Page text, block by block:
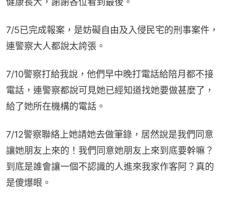
7/5已完成報案，是妨礙自由及入侵民宅的刑事案件，
連警察大人都說太誇張。
7/10警察打給我說，他們早中晚打電話給陪月都不接
電話，連警察都說可見她已經知道找她要做甚麼了，
給了她所在機構的電話。
7/12警察聯絡上她請她去做筆錄，居然說是我們同意
讓她朋友上來的！我們同意她朋友上來到底要幹嘛？
到底是誰會讓一個不認識的人進來我家作客阿？真的
是傻爆眼。